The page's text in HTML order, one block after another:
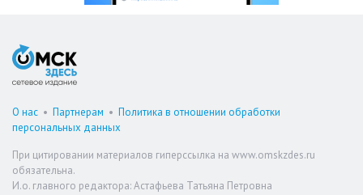
О нас • Партнерам • Политика в отношении обработки
персональных данных
При цитировании материалов гиперссылка на www.omskzdes.ru
обязательна.
И.о. главного редактора: Астафьева Татьяна Петровна